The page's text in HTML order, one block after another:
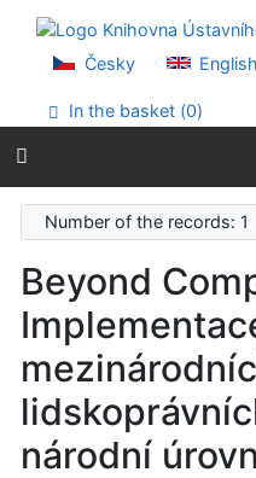
Go to menu
Accessibility declaration
Česky English
In the basket (0)
Number of the records: 1
Beyond
národní